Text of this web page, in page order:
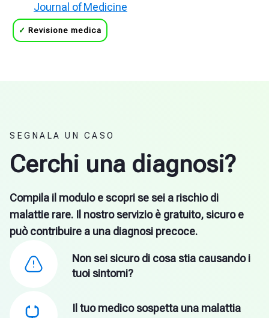
Journal of Medicine
✓ Revisione medica
SEGNALA UN CASO
Cerchi una diagnosi?
Compila il modulo e scopri se sei a rischio di
malattie rare. Il nostro servizio è gratuito, sicuro e
può contribuire a una diagnosi precoce.
Non sei sicuro di cosa stia causando i
tuoi sintomi?
Il tuo medico sospetta una malattia